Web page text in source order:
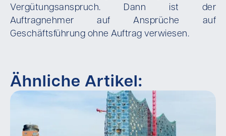
Vergütungsanspruch. Dann ist der
Auftragnehmer auf Ansprüche auf
Geschäftsführung ohne Auftrag verwiesen.
Ähnliche Artikel: